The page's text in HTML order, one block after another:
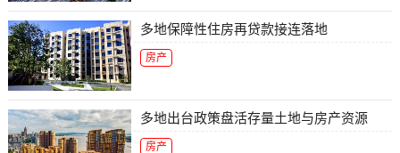
多地保障性住房再贷款接连落地
房产
多地出台政策盘活存量土地与房产资源
房产